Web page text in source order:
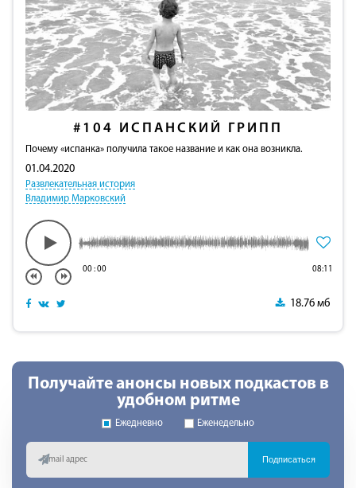
#104 ИСПАНСКИЙ ГРИПП
Почему «испанка» получила такое название и как она возникла.
01.04.2020
Развлекательная история
Владимир Марковский
00:00 08:11
18.76 мб
Получайте анонсы новых подкастов в
удобном ритме
Ежедневно Еженедельно
Подписаться